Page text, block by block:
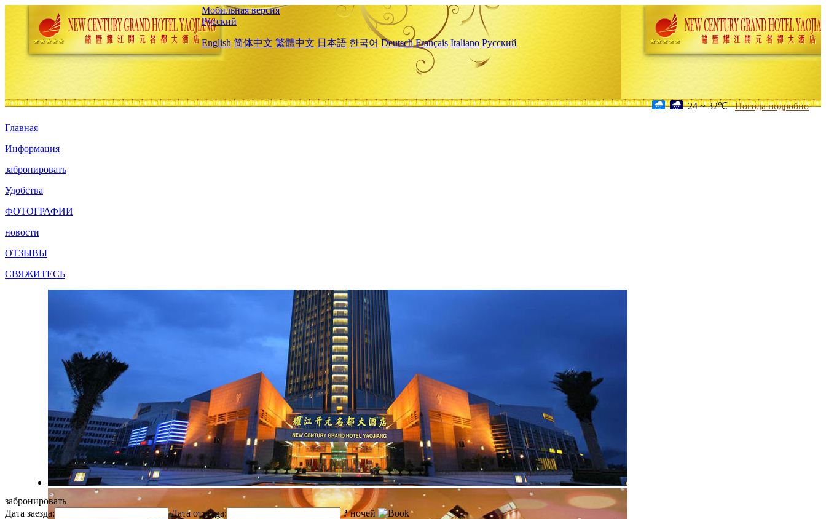
Мобильная версия
Русский
English 简体中文 繁體中文 日本語 한국어 Deutsch Français Italiano Русский
24 ~ 32℃ Погода подробно
Главная
Информация
забронировать
Удобства
ФОТОГРАФИИ
новости
ОТЗЫВЫ
СВЯЖИТЕСЬ
забронировать
Дата заезда:
Дата отъезда: ?ночей